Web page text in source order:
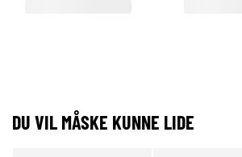
DU VIL MÅSKE KUNNE LIDE